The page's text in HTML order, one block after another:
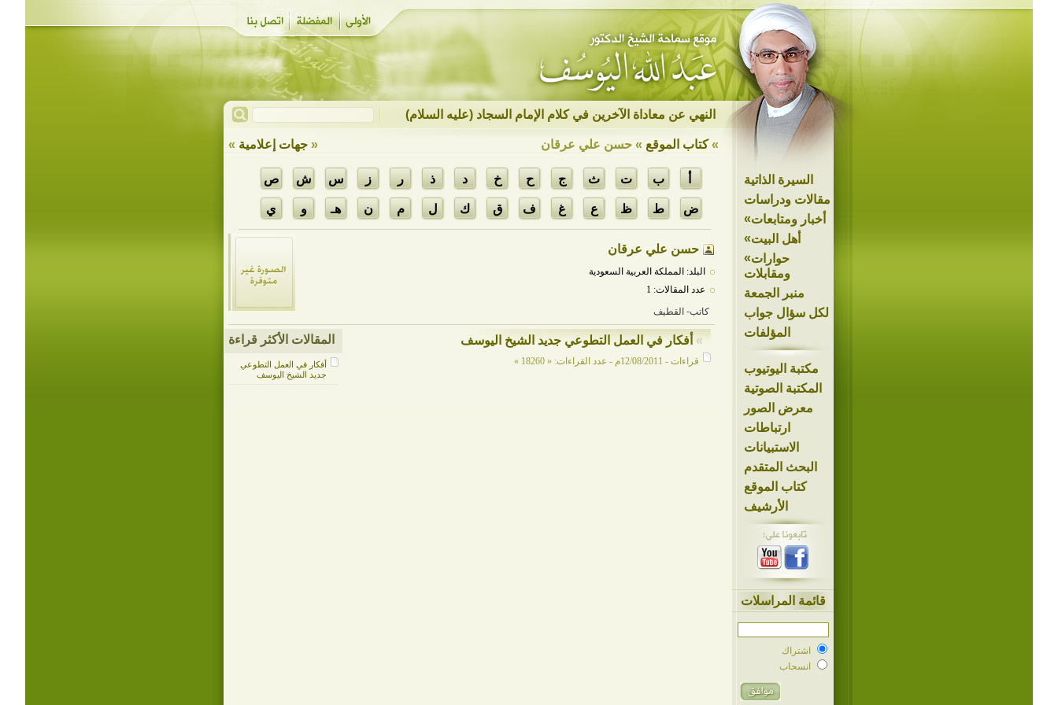
النهي عن معاداة الآخرين في كلام الإمام السجاد (عليه السلام)
السيرة الذاتية
مقالات ودراسات
»أخبار ومتابعات
»أهل البيت
»حوارات
ومقابلات
منبر الجمعة
لكل سؤال جواب
المؤلفات
مكتبة اليوتيوب
المكتبة الصوتية
معرض الصور
ارتباطات
الاستبيانات
البحث المتقدم
كتاب الموقع
الأرشيف
قائمة المراسلات
اشتراك
انسحاب
« جهات إعلامية » »كتاب الموقع » حسن علي عرقان
أ ب ت ث ج ح خ د ذ ر ز س ش ص
ض ط ظ ع غ ف ق ك ل م ن هـ و ي
حسن علي عرقان
البلد: المملكة العربية السعودية
عدد المقالات: 1
كاتب- القطيف
المقالات الأكثر قراءة
أفكار في العمل التطوعي
جديد الشيخ اليوسف
» أفكار في العمل التطوعي جديد الشيخ اليوسف
قراءات - 12/08/2011م - عدد القراءات: « 18260 »